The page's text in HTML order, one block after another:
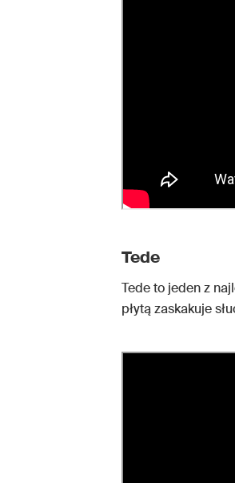
Tede
Tede to jeden z
płytą zaskakuje